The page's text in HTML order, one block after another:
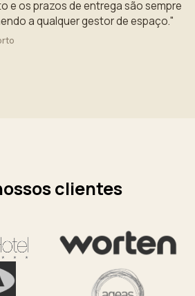
e os prazos de entrega são sempre
a qualquer gestor de espaço."
clientes